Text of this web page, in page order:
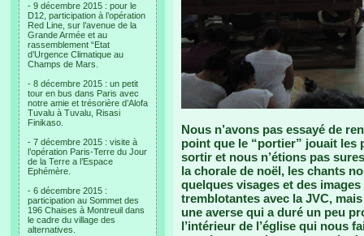
- 9 décembre 2015 : pour le
D12, participation à l’opération
Red Line, sur l’avenue de la
Grande Armée et au
rassemblement “Etat
d’Urgence Climatique au
Champs de Mars.
- 8 décembre 2015 : un petit
tour en bus dans Paris avec
notre amie et trésorière d’Alofa
Tuvalu à Tuvalu, Risasi
Finikaso.
- 7 décembre 2015 : visite à
l’opération Paris-Terre du Jour
de la Terre a l’Espace
Ephémère.
- 6 décembre 2015 :
participation au Sommet des
196 Chaises à Montreuil dans
le cadre du village des
alternatives.
Nous n’avons pas essayé de
point que le “portier” jouait
sortir et nous n’étions pas
la chorale de noël, les chants
quelques visages et des
tremblotantes avec la JVC,
une averse qui a duré un peu
l’intérieur de l’église qui nous